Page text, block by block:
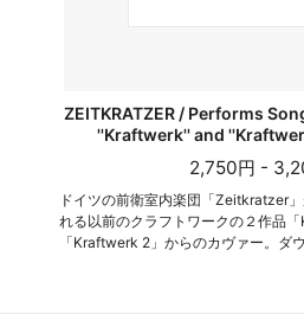
ZEITKRATZER / Performs
''Kraftwerk'' and
2,750円 -
ドイツの前衛室内楽団「Zeitkratzer
れる以前のクラフトワークの２作品
「Kraftwerk 2」からのカヴァー。ダ